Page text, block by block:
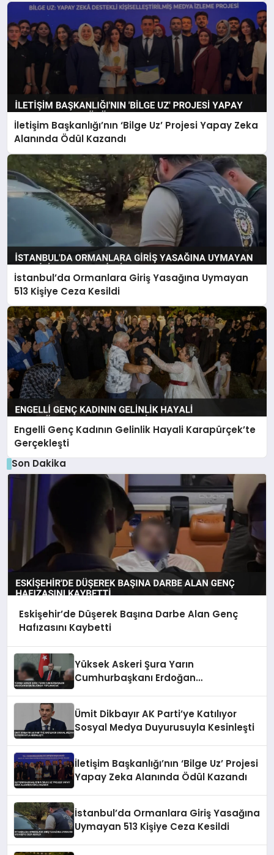
İletişim Başkanlığı’nın ‘Bilge Uz’ Projesi Yapay Zeka
Alanında Ödül Kazandı
İstanbul’da Ormanlara Giriş Yasağına Uymayan
513 Kişiye Ceza Kesildi
Engelli Genç Kadının Gelinlik Hayali Karapürçek’te
Gerçekleşti
Son Dakika
Eskişehir’de Düşerek Başına Darbe Alan Genç
Hafızasını Kaybetti
Yüksek Askeri Şura Yarın
Cumhurbaşkanı Erdoğan
Ümit Dikbayır AK Parti’ye Katılıyor
Sosyal Medya Duyurusuyla Kesinleşti
İletişim Başkanlığı’nın ‘Bilge Uz’ Projesi
Yapay Zeka Alanında Ödül Kazandı
İstanbul’da Ormanlara Giriş Yasağına
Uymayan 513 Kişiye Ceza Kesildi